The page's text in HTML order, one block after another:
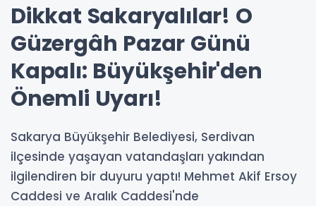
Dikkat Sakaryalılar! O
Güzergâh Pazar Günü
Kapalı: Büyükşehir'den
Önemli Uyarı!
Sakarya Büyükşehir Belediyesi, Serdivan
ilçesinde yaşayan vatandaşları yakından
ilgilendiren bir duyuru yaptı! Mehmet Akif Ersoy
Caddesi ve Aralık Caddesi'nde